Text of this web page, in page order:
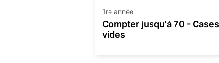
1re année
Compter jusqu'à 70 - Cases
vides